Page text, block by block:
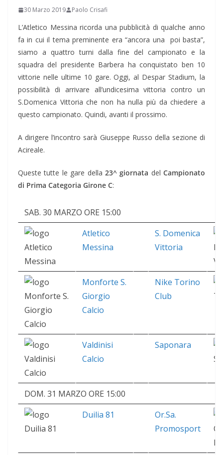
30 Marzo 2019 Paolo Crisafi
L’Atletico Messina ricorda una pubblicità di qualche anno
fa in cui il tema preminente era “ancora una poi basta”,
siamo a quattro turni dalla fine del campionato e la
squadra del presidente Barbera ha conquistato ben 10
vittorie nelle ultime 10 gare. Oggi, al Despar Stadium, la
possibilità di arrivare all’undicesima vittoria contro un
S.Domenica Vittoria che non ha nulla più da chiedere a
questo campionato. Quindi, avanti il prossimo.
A dirigere l’incontro sarà Giuseppe Russo della sezione di
Acireale.
Queste tutte le gare della 23^ giornata del Campionato
di Prima Categoria Girone C:
SAB. 30 MARZO ORE 15:00
Atletico
Messina
S. Domenica
Vittoria
Monforte S.
Giorgio
Calcio
Nike Torino
Club
Valdinisi
Calcio
Saponara
DOM. 31 MARZO ORE 15:00
Duilia 81
Or.Sa.
Promosport